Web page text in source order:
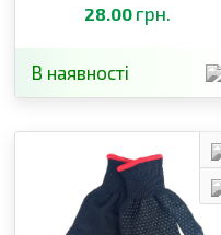
28.00 грн.
В наявності